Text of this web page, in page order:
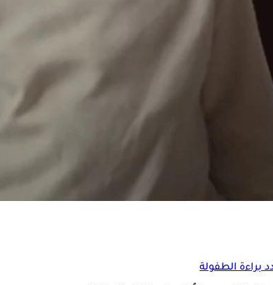
براءة الطفولة